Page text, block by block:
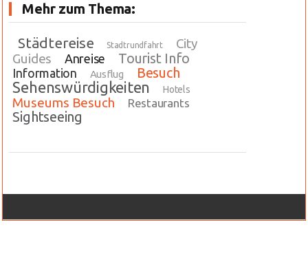
Mehr zum Thema:
Städtereise Stadtrundfahrt
City
Guides
Anreise Tourist Info
Information Ausflug Besuch
Sehenswürdigkeiten Hotels
Museums Besuch Restaurants
Sightseeing